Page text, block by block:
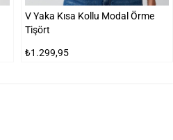
V Yaka Kısa Kollu Modal Örme
Tişört
₺1.299,95